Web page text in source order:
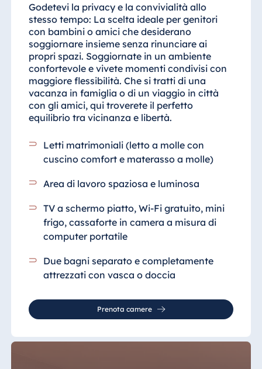
Godetevi la privacy e la convivialità allo
stesso tempo: La scelta ideale per genitori
con bambini o amici che desiderano
soggiornare insieme senza rinunciare ai
propri spazi. Soggiornate in un ambiente
confortevole e vivete momenti condivisi con
maggiore flessibilità. Che si tratti di una
vacanza in famiglia o di un viaggio in città
con gli amici, qui troverete il perfetto
equilibrio tra vicinanza e libertà.
Letti matrimoniali (letto a molle con
cuscino comfort e materasso a molle)
Area di lavoro spaziosa e luminosa
TV a schermo piatto, Wi-Fi gratuito, mini
frigo, cassaforte in camera a misura di
computer portatile
Due bagni separato e completamente
attrezzati con vasca o doccia
Prenota camere